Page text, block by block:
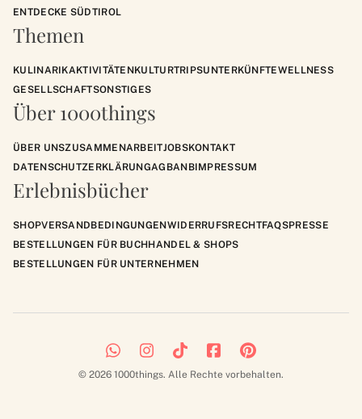
ENTDECKE SÜDTIROL
Themen
KULINARIKAKTIVITÄTENKULTURTRIPSUNTERKÜNFTEWELLNESS
GESELLSCHAFTSONSTIGES
Über 1000things
ÜBER UNSZUSAMMENARBEITJOBSKONTAKT
DATENSCHUTZERKLÄRUNGAGBANBIMPRESSUM
Erlebnisbücher
SHOPVERSANDBEDINGUNGENWIDERRUFSRECHTFAQSPRESSE
BESTELLUNGEN FÜR BUCHHANDEL & SHOPS
BESTELLUNGEN FÜR UNTERNEHMEN
© 2026 1000things. Alle Rechte vorbehalten.